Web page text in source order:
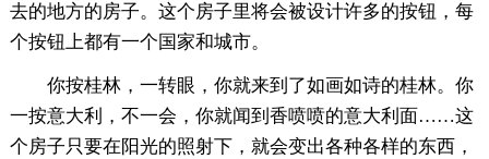
去的地方的房子。这个房子里将会被设计许多的按钮，每
个按钮上都有一个国家和城市。
你按桂林，一转眼，你就来到了如画如诗的桂林。你
一按意大利，不一会，你就闻到香喷喷的意大利面……这
个房子只要在阳光的照射下，就会变出各种各样的东西，